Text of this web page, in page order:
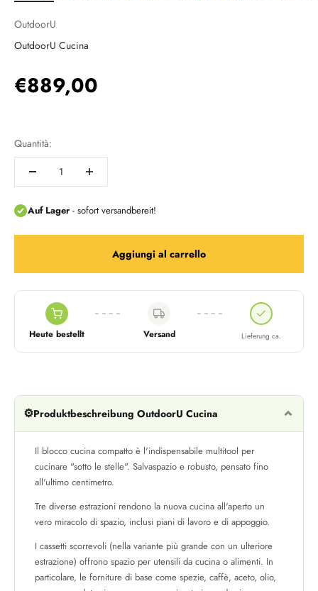
OutdoorU
OutdoorU Cucina
Prezzo scontato
€889,00
Quantità:
Aggiungi al carrello
Heute bestellt Versand Lieferung ca.
⚙️Produktbeschreibung OutdoorU Cucina
Il blocco cucina compatto è l'indispensabile multitool per
cucinare "sotto le stelle". Salvaspazio e robusto, pensato fino
all'ultimo centimetro.
Tre diverse estrazioni rendono la nuova cucina all'aperto un
vero miracolo di spazio, inclusi piani di lavoro e di appoggio.
I cassetti scorrevoli (nella variante più grande con un ulteriore
estrazione) offrono spazio per utensili da cucina o alimenti. In
particolare, le forniture di base come spezie, caffè, aceto, olio,